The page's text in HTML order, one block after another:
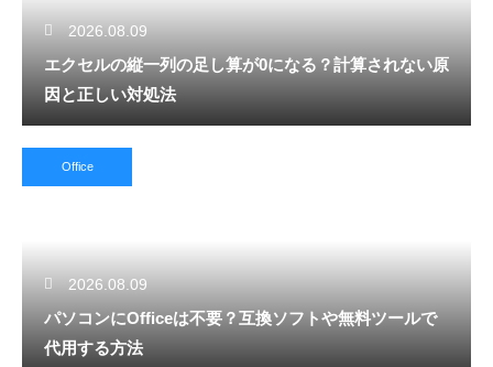
2026.08.09
エクセルの縦一列の足し算が0になる？計算されない原
因と正しい対処法
Office
2026.08.09
パソコンにOfficeは不要？互換ソフトや無料ツールで
代用する方法